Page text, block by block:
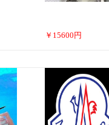
￥ 15600 円